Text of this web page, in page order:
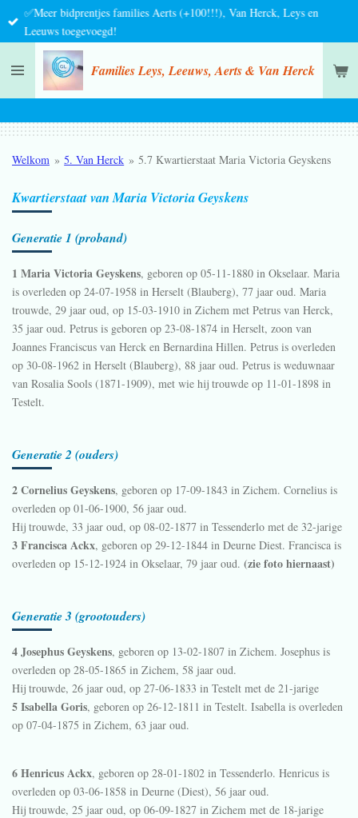
Ga
direct
de
hoofdinhoud
Families Leys, Leeuws, Aerts & Van Herck
✅Meer bidprentjes families Aerts (+100!!!), Van Herck, Leys en
Leeuws toegevoegd!
Welkom » 5. Van Herck » 5.7 Kwartierstaat Maria Victoria Geyskens
Kwartierstaat van Maria Victoria Geyskens
Generatie 1 (proband)
1 Maria Victoria Geyskens, geboren op 05-11-1880 in Okselaar. Maria
is overleden op 24-07-1958 in Herselt (Blauberg), 77 jaar oud. Maria
trouwde, 29 jaar oud, op 15-03-1910 in Zichem met Petrus van Herck,
35 jaar oud. Petrus is geboren op 23-08-1874 in Herselt, zoon van
Joannes Franciscus van Herck en Bernardina Hillen. Petrus is overleden
op 30-08-1962 in Herselt (Blauberg), 88 jaar oud. Petrus is weduwnaar
van Rosalia Sools (1871-1909), met wie hij trouwde op 11-01-1898 in
Testelt.
Generatie 2 (ouders)
2 Cornelius Geyskens, geboren op 17-09-1843 in Zichem. Cornelius is
overleden op 01-06-1900, 56 jaar oud.
Hij trouwde, 33 jaar oud, op 08-02-1877 in Tessenderlo met de 32-jarige
3 Francisca Ackx, geboren op 29-12-1844 in Deurne Diest. Francisca is
overleden op 15-12-1924 in Okselaar, 79 jaar oud. (zie foto hiernaast)
Generatie 3 (grootouders)
4 Josephus Geyskens, geboren op 13-02-1807 in Zichem. Josephus is
overleden op 28-05-1865 in Zichem, 58 jaar oud.
Hij trouwde, 26 jaar oud, op 27-06-1833 in Testelt met de 21-jarige
5 Isabella Goris, geboren op 26-12-1811 in Testelt. Isabella is overleden
op 07-04-1875 in Zichem, 63 jaar oud.
6 Henricus Ackx, geboren op 28-01-1802 in Tessenderlo. Henricus is
overleden op 03-06-1858 in Deurne (Diest), 56 jaar oud.
Hij trouwde, 25 jaar oud, op 06-09-1827 in Zichem met de 18-jarige